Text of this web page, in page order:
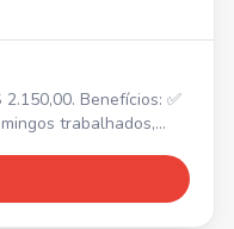
trabalhados,
com SESC ✅
✅ Hora extra paga